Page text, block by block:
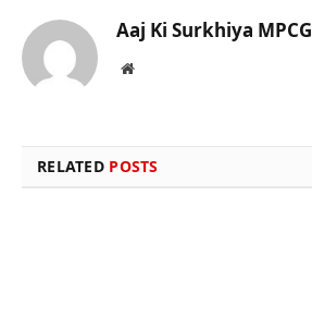
Aaj Ki Surkhiya MPCG
Website
RELATED POSTS